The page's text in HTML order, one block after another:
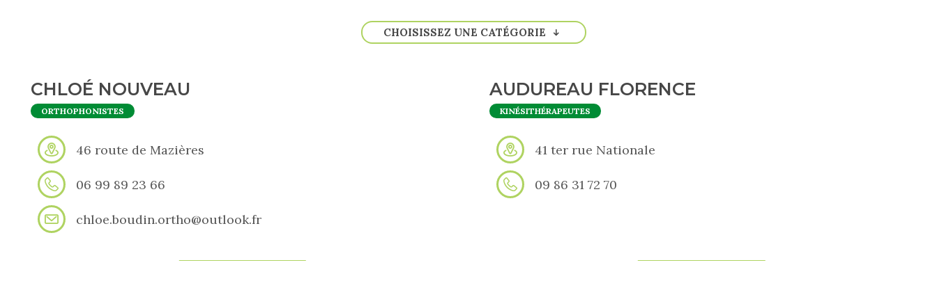
CHOISISSEZ UNE CATÉGORIE
CHLOÉ NOUVEAU
ORTHOPHONISTES
46 route de Mazières
06 99 89 23 66
chloe.boudin.ortho@outlook.fr
AUDUREAU FLORENCE
KINÉSITHÉRAPEUTES
41 ter rue Nationale
09 86 31 72 70